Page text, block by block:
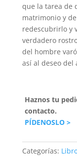
que la tarea de
matrimonio y
redescubrirlo y
verdadero
del hombre
así al deseo del
Haznos tu
contacto.
PÍDENOSLO >
Categorías: